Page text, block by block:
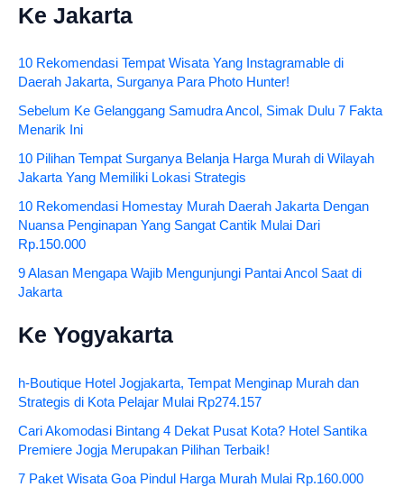
Ke Jakarta
10 Rekomendasi Tempat Wisata Yang Instagramable di
Daerah Jakarta, Surganya Para Photo Hunter!
Sebelum Ke Gelanggang Samudra Ancol, Simak Dulu 7 Fakta
Menarik Ini
10 Pilihan Tempat Surganya Belanja Harga Murah di Wilayah
Jakarta Yang Memiliki Lokasi Strategis
10 Rekomendasi Homestay Murah Daerah Jakarta Dengan
Nuansa Penginapan Yang Sangat Cantik Mulai Dari
Rp.150.000
9 Alasan Mengapa Wajib Mengunjungi Pantai Ancol Saat di
Jakarta
Ke Yogyakarta
h-Boutique Hotel Jogjakarta, Tempat Menginap Murah dan
Strategis di Kota Pelajar Mulai Rp274.157
Cari Akomodasi Bintang 4 Dekat Pusat Kota? Hotel Santika
Premiere Jogja Merupakan Pilihan Terbaik!
7 Paket Wisata Goa Pindul Harga Murah Mulai Rp.160.000